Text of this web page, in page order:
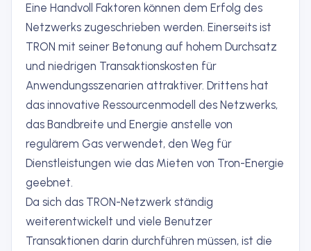
Eine Handvoll Faktoren können dem Erfolg des
Netzwerks zugeschrieben werden. Einerseits ist
TRON mit seiner Betonung auf hohem Durchsatz
und niedrigen Transaktionskosten für
Anwendungsszenarien attraktiver. Drittens hat
das innovative Ressourcenmodell des Netzwerks,
das Bandbreite und Energie anstelle von
regulärem Gas verwendet, den Weg für
Dienstleistungen wie das Mieten von Tron-Energie
geebnet.
Da sich das TRON-Netzwerk ständig
weiterentwickelt und viele Benutzer
Transaktionen darin durchführen müssen, ist die